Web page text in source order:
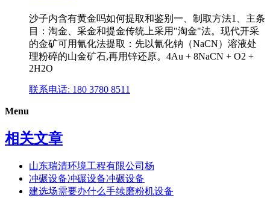
沙子内含有黄金吗如何提取和鉴别一、制取方法1、主条
目：淘金、采金和提金传统上采用"淘金"法。现代开采
的金矿可用氰化法提取：先以氰化钠（NaCN）溶液处
理粉碎的山金矿石,再用锌还原。4Au + 8NaCN + O2 +
2H2O
联系电话: 180 3780 8511
Menu
相关文章
山东瑞清环境工程有限公司杨
冲碾设备冲碾设备冲碾设备
建选场需要办什么手续磨粉机设备